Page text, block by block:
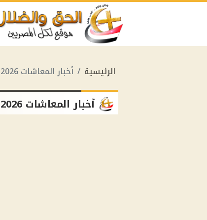
الرئيسية أخبار المعاشات 2026
أخبار المعاشات 2026